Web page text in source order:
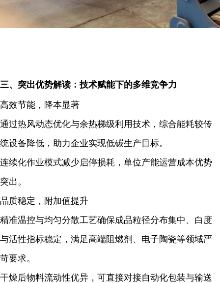
三、突出优势解读：技术赋能下的多维竞争力
高效节能，降本显著
通过热风动态优化与余热梯级利用技术，综合能耗较传
统设备降低，助力企业实现低碳生产目标。
连续化作业模式减少启停损耗，单位产能运营成本优势
突出。
品质稳定，附加值提升
精准温控与均匀分散工艺确保成品粒径分布集中、白度
与活性指标稳定，满足高端阻燃剂、电子陶瓷等领域严
苛要求。
干燥后物料流动性优异，可直接对接自动化包装与输送